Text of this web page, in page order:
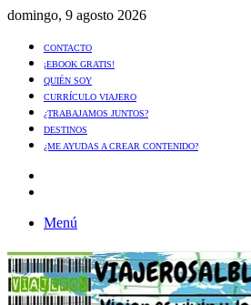
domingo, 9 agosto 2026
CONTACTO
¡EBOOK GRATIS!
QUIÉN SOY
CURRÍCULO VIAJERO
¿TRABAJAMOS JUNTOS?
DESTINOS
¿ME AYUDAS A CREAR CONTENIDO?
Menú